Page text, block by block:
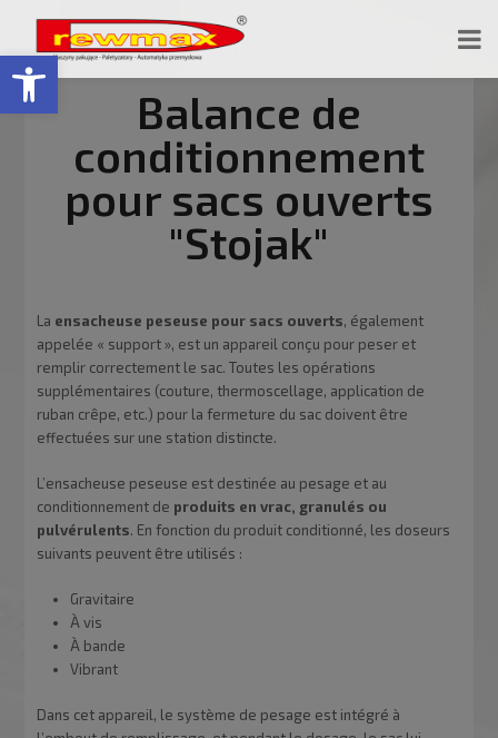
Ouvrir la barre d’outils
Balance de
conditionnement
pour sacs ouverts
"Stojak"
La ensacheuse peseuse pour sacs ouverts, également
appelée « support », est un appareil conçu pour peser et
remplir correctement le sac. Toutes les opérations
supplémentaires (couture, thermoscellage, application de
ruban crêpe, etc.) pour la fermeture du sac doivent être
effectuées sur une station distincte.
L’ensacheuse peseuse est destinée au pesage et au
conditionnement de produits en vrac, granulés ou
pulvérulents. En fonction du produit conditionné, les doseurs
suivants peuvent être utilisés :
Gravitaire
À vis
À bande
Vibrant
Dans cet appareil, le système de pesage est intégré à